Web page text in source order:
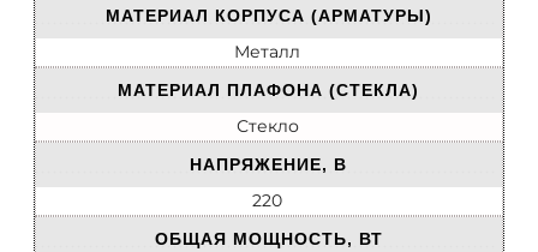
МАТЕРИАЛ КОРПУСА (АРМАТУРЫ)
Металл
МАТЕРИАЛ ПЛАФОНА (СТЕКЛА)
Стекло
НАПРЯЖЕНИЕ, В
220
ОБЩАЯ МОЩНОСТЬ, ВТ